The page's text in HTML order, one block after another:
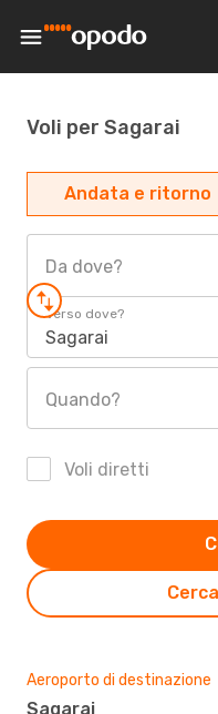
Voli per Sagarai
Andata e ritorno
Da dove?
Verso dove?
Sagarai
Quando?
Voli diretti
Aeroporto di destinazione
Sagarai